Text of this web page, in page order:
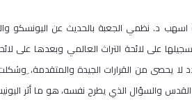
اسهب د. نظمي الجعبة بالحديث عن اليونسكو
على لائحة التراث العالمي وبعدها على
يحصى من القرارات الجيدة والمتقدمة،
والسؤال الذي يطرح نفسه، هو ما أثر